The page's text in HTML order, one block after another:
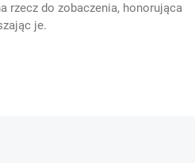
rzecz do zobaczenia, honorująca
je.